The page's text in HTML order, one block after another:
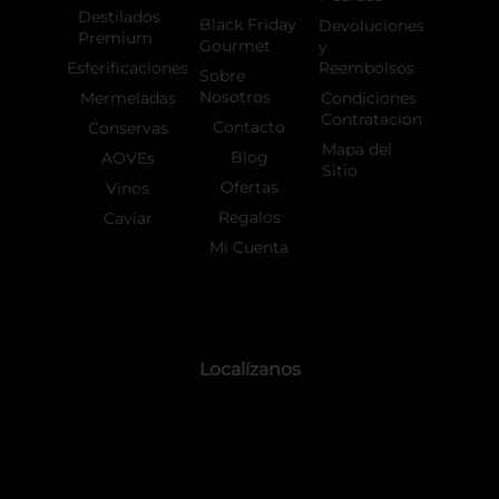
Destilados
Premium
Esferificaciones
Mermeladas
Conservas
AOVEs
Vinos
Caviar
Black Friday
Gourmet
Sobre
Nosotros
Contacto
Blog
Ofertas
Regalos
Mi Cuenta
Devoluciones
y
Reembolsos
Condiciones
Contratación
Mapa del
Sitio
Localízanos